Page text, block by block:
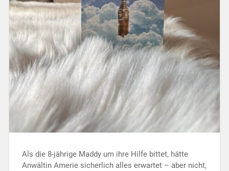
Als die 8-jährige Maddy um ihre Hilfe bittet, hätte
Anwältin Amerie sicherlich alles erwartet – aber nicht,